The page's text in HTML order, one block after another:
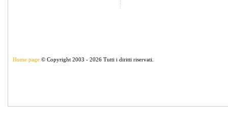
Home page © Copyright 2003 - 2026 Tutti i diritti riservati.